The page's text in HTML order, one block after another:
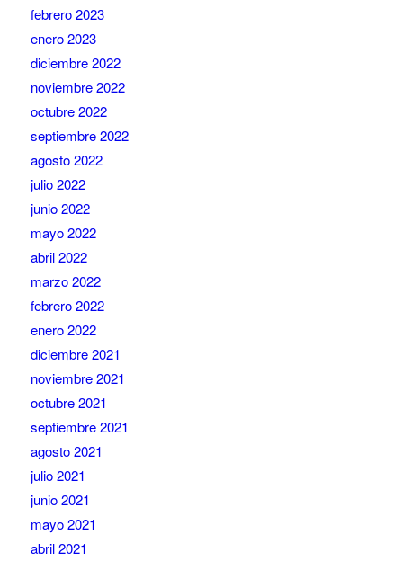
febrero 2023
enero 2023
diciembre 2022
noviembre 2022
octubre 2022
septiembre 2022
agosto 2022
julio 2022
junio 2022
mayo 2022
abril 2022
marzo 2022
febrero 2022
enero 2022
diciembre 2021
noviembre 2021
octubre 2021
septiembre 2021
agosto 2021
julio 2021
junio 2021
mayo 2021
abril 2021